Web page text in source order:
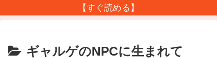
【すぐ読める】
ギャルゲのNPCに生まれて